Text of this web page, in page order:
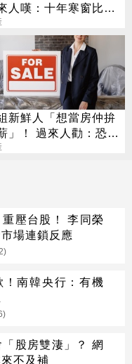
人嘆：十年寒窗比不
代從商
新鮮人「想當房仲拚
」！ 過來人勸：恐撐
3個月
重壓台股！ 李同榮
場連鎖反應
！南韓央行：有機
股房雙淒」？ 網
不及補